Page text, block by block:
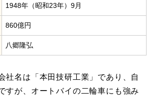
1948年（昭和23年）9月
860億円
八郷隆弘
社名は「本田技研工業」であり、自
すが、オートバイの二輪車にも強み